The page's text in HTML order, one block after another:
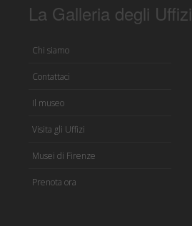
La Galleria degli Uffizi
Chi siamo
Contattaci
Il museo
Visita gli Uffizi
Musei di Firenze
Prenota ora